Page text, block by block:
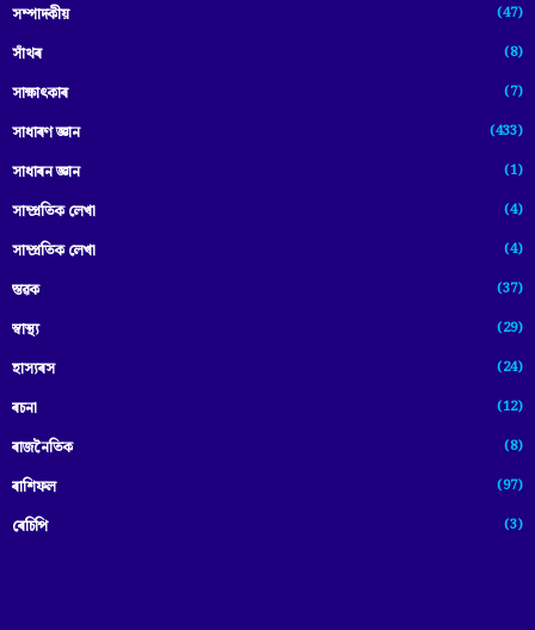
সম্পাদকীয় (47)
সাঁথৰ (8)
সাক্ষাৎকাৰ (7)
সাধাৰণ জ্ঞান (433)
সাধাৰন জ্ঞান (1)
সাম্প্রতিক লেখা (4)
সাম্প্ৰতিক লেখা (4)
স্তৱক (37)
স্বাস্থ্য (29)
হাস্যৰস (24)
ৰচনা (12)
ৰাজনৈতিক (8)
ৰাশিফল (97)
ৰেচিপি (3)